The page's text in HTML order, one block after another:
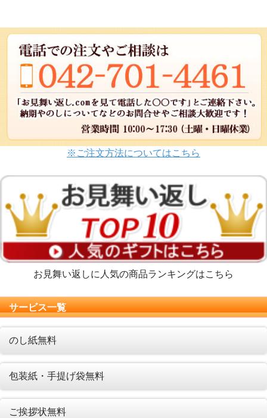
※ご注文方法についてはこちら
お見舞い返しに人気の商品ランキングはこちら
サービス一覧
のし紙無料
包装紙・手提げ袋無料
ご挨拶状無料